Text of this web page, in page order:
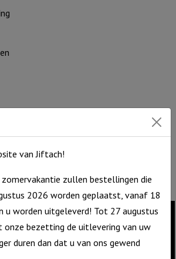
van Jiftach!
zullen bestellingen die
2026 worden geplaatst, vanaf 18
u worden uitgeleverd! Tot 27 augustus
onze bezetting de uitlevering van uw
duren dan dat u van ons gewend